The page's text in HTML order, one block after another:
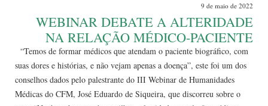
9 de maio de 2022
WEBINAR DEBATE A ALTERIDADE
NA RELAÇÃO MÉDICO-PACIENTE
“Temos de formar médicos que atendam o paciente biográfico, com
suas dores e histórias, e não vejam apenas a doença”, este foi um dos
conselhos dados pelo palestrante do III Webinar de Humanidades
Médicas do CFM, José Eduardo de Siqueira, que discorreu sobre o